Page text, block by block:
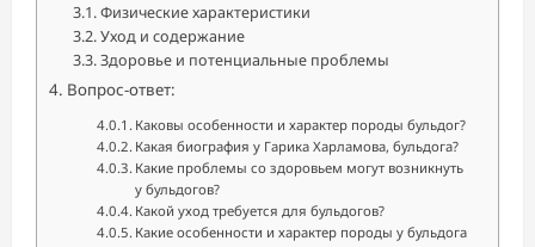
Физические характеристики
Уход и содержание
Здоровье и потенциальные проблемы
Вопрос-ответ:
Каковы особенности и характер породы бульдог?
Какая биография у Гарика Харламова, бульдога?
Какие проблемы со здоровьем могут возникнуть
у бульдогов?
Какой уход требуется для бульдогов?
Какие особенности и характер породы у бульдога